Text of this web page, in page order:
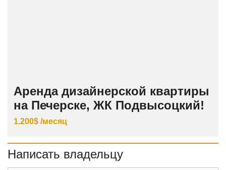
Аренда дизайнерской квартиры
на Печерске, ЖК Подвысоцкий!
1.200$ /месяц
Написать владельцу